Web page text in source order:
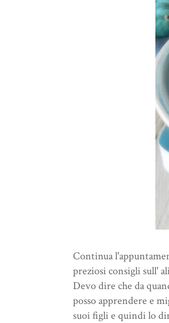
Continua
preziosi consigli sull'
Devo dire che da
posso apprendere e
suoi figli e quindi lo